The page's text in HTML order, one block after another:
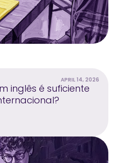
APRIL 14, 2026
inglês é suficiente